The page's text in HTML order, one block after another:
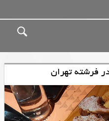
فرشته تهران